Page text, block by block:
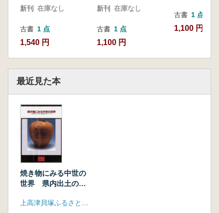
新刊 在庫なし
古書 1 点
1,540 円
新刊 在庫なし
古書 1 点
1,100 円
古書 1 点
1,100 円
最近見た本
焼き物にみる中世の
世界 県内出土の土
して